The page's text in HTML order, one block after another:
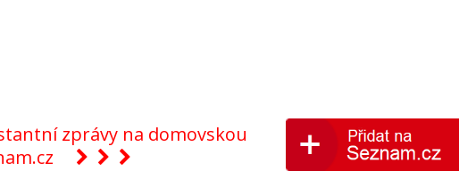
zprávy na domovskou